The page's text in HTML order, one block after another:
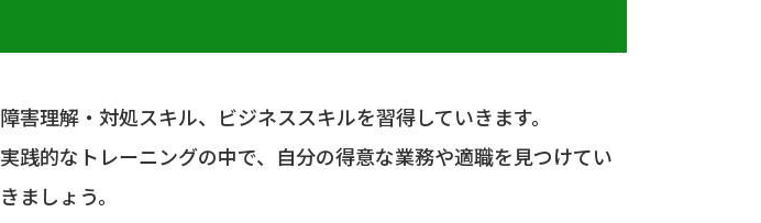
障害理解・対処スキル、ビジネススキルを習得していきます。
実践的なトレーニングの中で、自分の得意な業務や適職を見つけてい
きましょう。